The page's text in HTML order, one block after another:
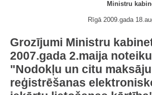
Ministru
Rīgā 2009.gada
Grozījumi Ministru
2007.gada 2.maija
"Nodokļu un citu
reģistrēšanas